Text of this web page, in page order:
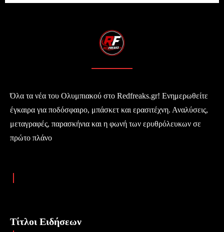
Όλα τα νέα του Ολυμπιακού στο Redfreaks.gr! Ενημερωθείτε
έγκαιρα για ποδόσφαιρο, μπάσκετ και ερασιτέχνη. Αναλύσεις,
μεταγραφές, παρασκήνια και η φωνή των ερυθρόλευκων σε
πρώτο πλάνο
Τίτλοι Ειδήσεων